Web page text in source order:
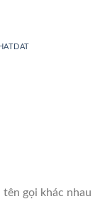
gọi khác nhau